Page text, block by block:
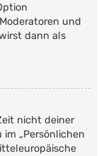
und
dann als
nicht deiner
„Persönlichen